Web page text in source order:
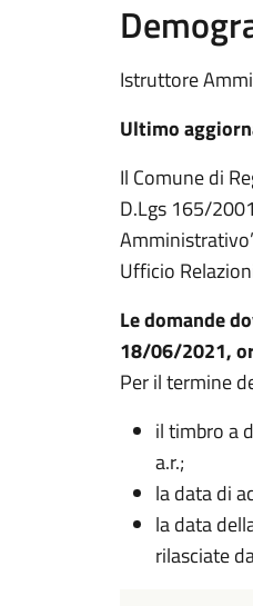
Istruttore
Ultimo
Il Comune di
D.Lgs 165/
Ufficio
Le domande
18/06/2021,
Per il termine
il timbro a
a.r.;
la data di
la data
rilasciate